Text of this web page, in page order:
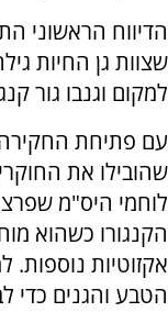
הדיווח הראשוני
שצוות גן החיות
למקום וגנבו גור
עם פתיחת החקירה
שהובילו את
לוחמי היס"מ
הקנגורו כשהוא
אקזוטיות נוספות.
הטבע והגנים כדי